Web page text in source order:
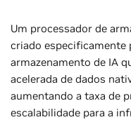
Um processador de
criado especificamente
armazenamento de IA
acelerada de dados
aumentando a taxa de
escalabilidade para a